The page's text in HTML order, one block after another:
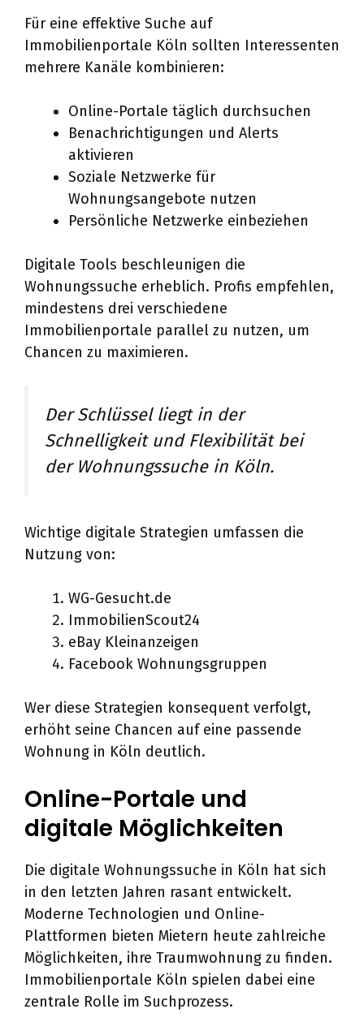
Für eine effektive Suche auf
Immobilienportale Köln sollten Interessenten
mehrere Kanäle kombinieren:
Online-Portale täglich durchsuchen
Benachrichtigungen und Alerts
aktivieren
Soziale Netzwerke für
Wohnungsangebote nutzen
Persönliche Netzwerke einbeziehen
Digitale Tools beschleunigen die
Wohnungssuche erheblich. Profis empfehlen,
mindestens drei verschiedene
Immobilienportale parallel zu nutzen, um
Chancen zu maximieren.
Der Schlüssel liegt in der
Schnelligkeit und Flexibilität bei
der Wohnungssuche in Köln.
Wichtige digitale Strategien umfassen die
Nutzung von:
WG-Gesucht.de
ImmobilienScout24
eBay Kleinanzeigen
Facebook Wohnungsgruppen
Wer diese Strategien konsequent verfolgt,
erhöht seine Chancen auf eine passende
Wohnung in Köln deutlich.
Online-Portale und
digitale Möglichkeiten
Die digitale Wohnungssuche in Köln hat sich
in den letzten Jahren rasant entwickelt.
Moderne Technologien und Online-
Plattformen bieten Mietern heute zahlreiche
Möglichkeiten, ihre Traumwohnung zu finden.
Immobilienportale Köln spielen dabei eine
zentrale Rolle im Suchprozess.